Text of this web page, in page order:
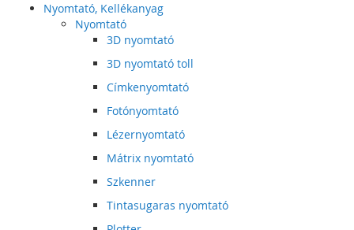
Nyomtató, Kellékanyag
Nyomtató
3D nyomtató
3D nyomtató toll
Címkenyomtató
Fotónyomtató
Lézernyomtató
Mátrix nyomtató
Szkenner
Tintasugaras nyomtató